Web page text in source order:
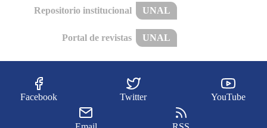
Repositorio institucional UNAL
Portal de revistas UNAL
Facebook Twitter YouTube